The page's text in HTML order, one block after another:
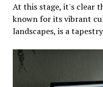
At this stage, it's clear
known for its vibrant
landscapes, is a